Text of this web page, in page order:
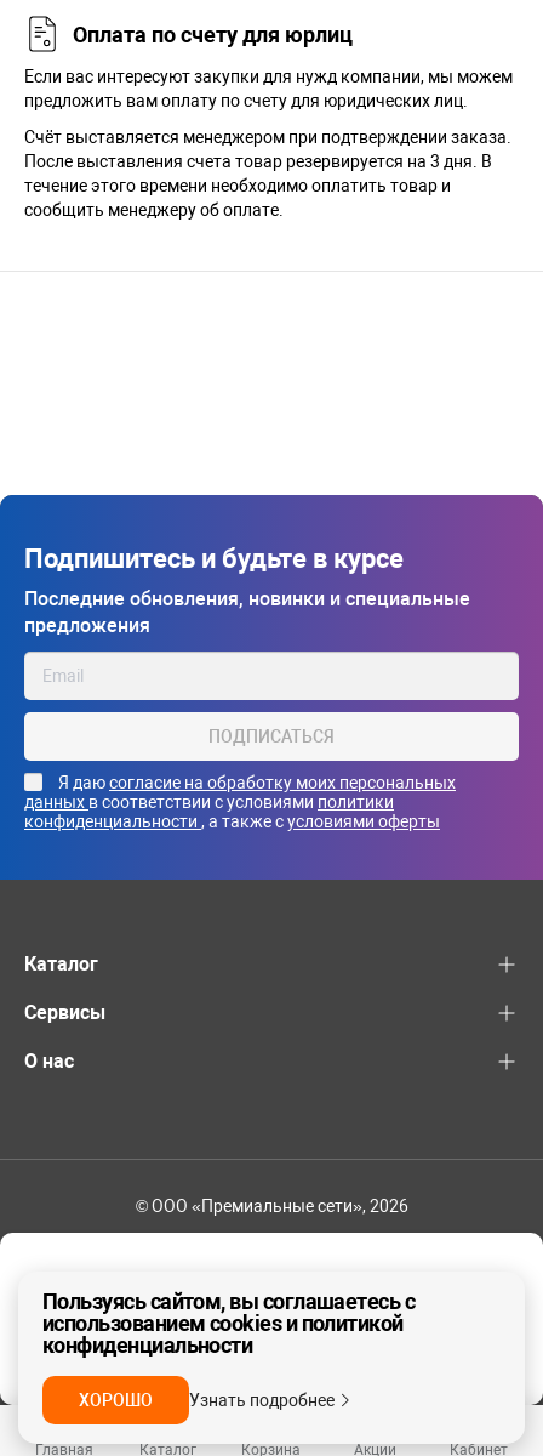
Главная Каталог Корзина Акции Кабинет
ДА, ВЕРНО
Оплата по счету для юрлиц
Если вас интересуют закупки для нужд компании, мы можем
предложить вам оплату по счету для юридических лиц.
Счёт выставляется менеджером при подтверждении заказа.
После выставления счета товар резервируется на 3 дня. В
течение этого времени необходимо оплатить товар и
сообщить менеджеру об оплате.
Подпишитесь и будьте в курсе
Последние обновления, новинки и специальные
предложения
ПОДПИСАТЬСЯ
Я даюсогласие на обработку моих персональных
данных в соответствии с условиями политики
конфиденциальности , а также сусловиями оферты
Каталог
Сервисы
О нас
© ООО «Премиальные сети», 2026
Пользуясь сайтом, вы соглашаетесь с
использованием cookies и политикой
конфиденциальности
ХОРОШО Узнать подробнее